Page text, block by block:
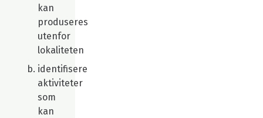
kan
produseres
utenfor
lokaliteten
identifisere
aktiviteter
som
kan